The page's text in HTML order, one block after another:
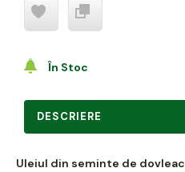
În Stoc
DESCRIERE
Uleiul din seminte de dovleac